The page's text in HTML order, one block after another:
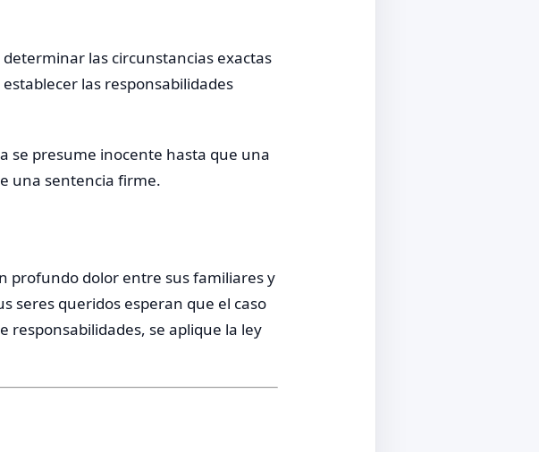
las circunstancias exactas
las responsabilidades
se presume inocente hasta que una
una sentencia firme.
profundo dolor entre sus familiares y
seres queridos esperan que el caso
responsabilidades, se aplique la ley